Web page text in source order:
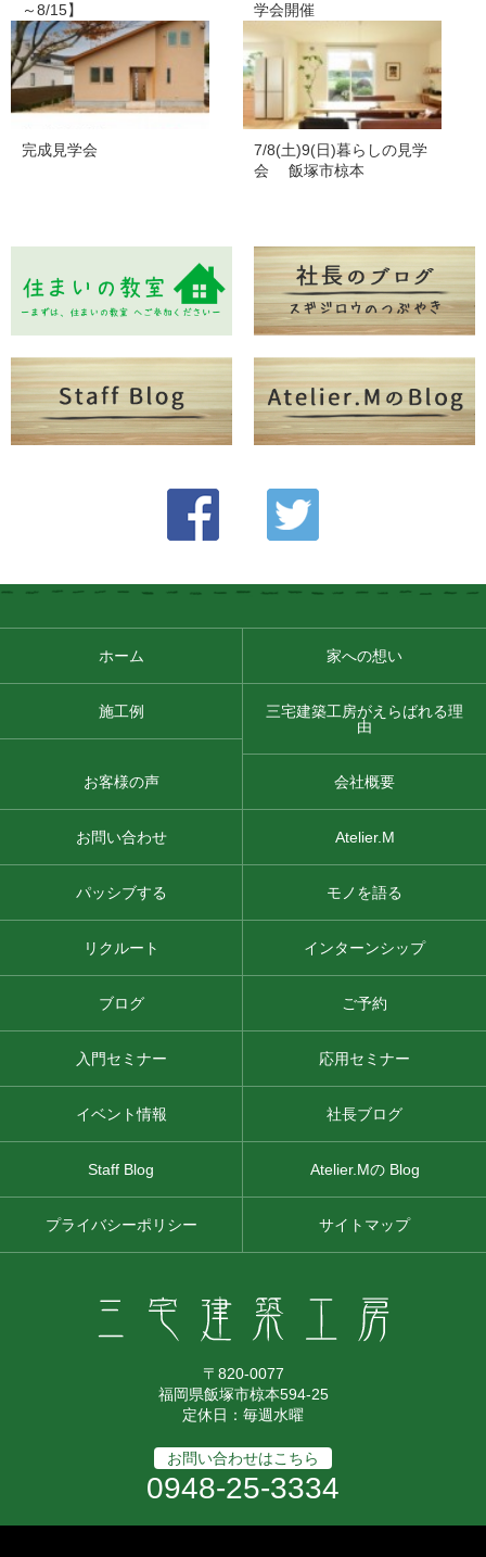
～8/15】
学会開催
完成見学会
7/8(土)9(日)暮らしの見学
会 飯塚市椋本
ホーム 家への想い
施工例
三宅建築工房がえらばれる理
由
お客様の声 会社概要
お問い合わせ Atelier.M
パッシブする モノを語る
リクルート インターンシップ
ブログ ご予約
入門セミナー 応用セミナー
イベント情報 社長ブログ
Staff Blog Atelier.Mの Blog
プライバシーポリシー サイトマップ
〒820-0077
福岡県飯塚市椋本594-25
定休日：毎週水曜
お問い合わせはこちら
0948-25-3334